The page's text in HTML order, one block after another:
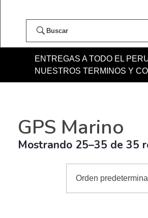
Buscar
ENTREGAS A TODO EL
NUESTROS TERMINOS Y
GPS Marino
Mostrando 25–35 de 35